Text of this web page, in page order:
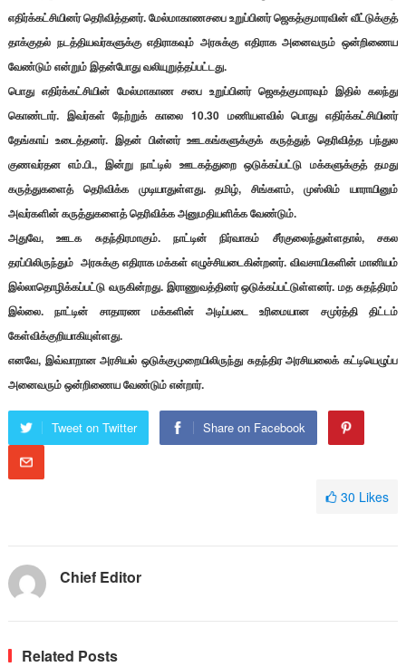
எதிர்க்கட்சியினர் தெரிவித்தனர். மேல்மாகாணசபை உறுப்பினர் ஜெகத்குமாரவின் வீட்டுக்குத்
தாக்குதல் நடத்தியவர்களுக்கு எதிராகவும் அரசுக்கு எதிராக அனைவரும் ஒன்றிணைய
வேண்டும் என்றும் இதன்போது வலியுறுத்தப்பட்டது.
பொது எதிர்க்கட்சியின் மேல்மாகாண சபை உறுப்பினர் ஜெகத்குமாரவும் இதில் கலந்து
கொண்டார். இவர்கள் நேற்றுக் காலை 10.30 மணியளவில் பொது எதிர்க்கட்சியினர்
தேங்காய் உடைத்தனர். இதன் பின்னர் ஊடகங்களுக்குக் கருத்துத் தெரிவித்த பந்துல
குணவர்தன எம்.பி., இன்று நாட்டில் ஊடகத்துறை ஒடுக்கப்பட்டு மக்களுக்குத் தமது
கருத்துகளைத் தெரிவிக்க முடியாதுள்ளது. தமிழ், சிங்களம், முஸ்லிம் யாராயினும்
அவர்களின் கருத்துகளைத் தெரிவிக்க அனுமதியளிக்க வேண்டும்.
அதுவே, ஊடக சுதந்திரமாகும். நாட்டின் நிர்வாகம் சீர்குலைந்துள்ளதால், சகல
தரப்பிலிருந்தும் அரசுக்கு எதிராக மக்கள் எழுச்சியடைகின்றனர். விவசாயிகளின் மானியம்
இல்லாதொழிக்கப்பட்டு வருகின்றது. இராணுவத்தினர் ஒடுக்கப்பட்டுள்ளனர். மத சுதந்திரம்
இல்லை. நாட்டின் சாதாரண மக்களின் அடிப்படை உரிமையான சமுர்த்தி திட்டம்
கேள்விக்குறியாகியுள்ளது.
எனவே, இவ்வாறான அரசியல் ஒடுக்குமுறையிலிருந்து சுதந்திர அரசியலைக் கட்டியெழுப்ப
அனைவரும் ஒன்றிணைய வேண்டும் என்றார்.
Tweet on Twitter Share on Facebook
30 Likes
Chief Editor
Related Posts